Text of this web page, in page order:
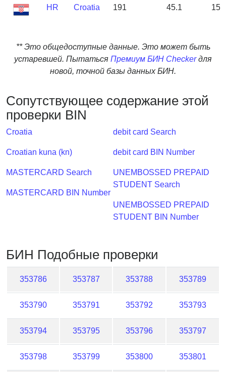
My
IP
IP
Lookup
IP
Checker
Validator
HR Croatia 191 45.1
** Это общедоступные данные. Это может быть
устаревшей. Пытаться Премиум БИН Checkerдля
новой, точной базы данных БИН.
Сопутствующее содержание этой
проверки BIN
Croatia
Croatian kuna (kn)
MASTERCARD Search
MASTERCARD BIN Number
debit card Search
debit card BIN Number
UNEMBOSSED PREPAID
STUDENT Search
UNEMBOSSED PREPAID
STUDENT BIN Number
БИН Подобные проверки
353786 353787 353788 353789
353790 353791 353792 353793
353794 353795 353796 353797
353798 353799 353800 353801